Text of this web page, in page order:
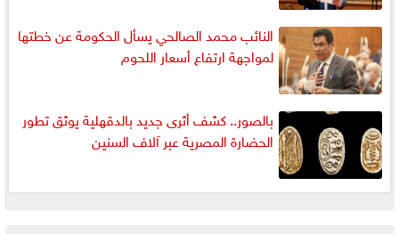
النائب محمد الصالحي يسأل الحكومة عن خطتها
لمواجهة ارتفاع أسعار اللحوم
بالصور.. كشف أثرى جديد بالدقهلية يوثق تطور
الحضارة المصرية عبر آلاف السنين